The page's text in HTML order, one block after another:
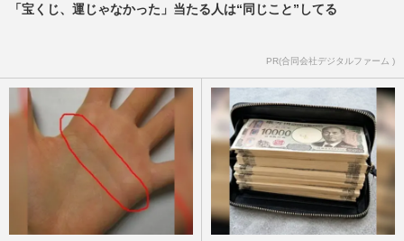
「宝くじ、運じゃなかった」当たる人は“同じこと”してる
PR(合同会社デジタルファーム )